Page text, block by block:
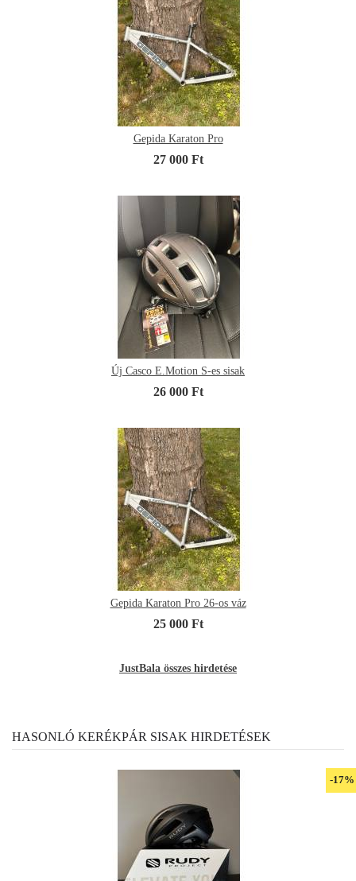
Gepida Karaton Pro
27 000 Ft
Új Casco E.Motion S-es sisak
26 000 Ft
Gepida Karaton Pro 26-os váz
25 000 Ft
JustBala összes hirdetése
HASONLÓ KERÉKPÁR SISAK HIRDETÉSEK
-17%